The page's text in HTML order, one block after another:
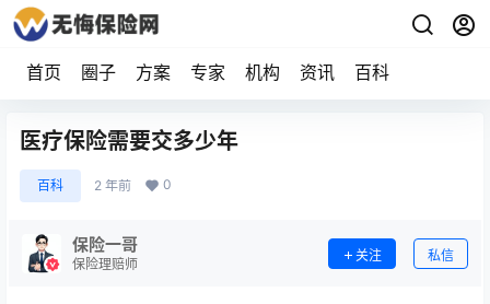
首页 圈子 方案 专家 机构 资讯 百科
医疗保险需要交多少年
百科 2 年前 0
保险一哥
保险理赔师
关注 私信